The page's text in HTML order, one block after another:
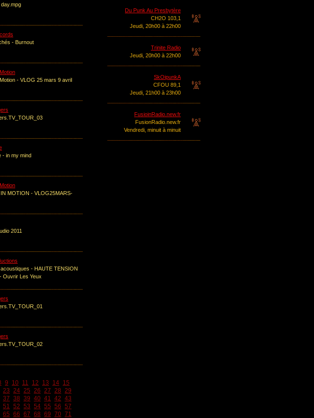
- Burnout
- VLOG 25 mars 9 avril
- in my mind
MOTION - VLOG25MARS-
2011
- HAUTE TENSION
Ouvrir Les Yeux
9 10 11 12 13 14 15
23 24 25 26 27 28 29
37 38 39 40 41 42 43
51 52 53 54 55 56 57
65 66 67 68 69 70 71
Du Punk Au Presbytère
CH2O 103,1
Jeudi, 20h00 à 22h00
Trinite Radio
Jeudi, 20h00 à 22h00
SkOipunkA
CFOU 89,1
Jeudi, 21h00 à 23h00
FusioinRadio.new.fr
FusionRadio.new.fr
Vendredi, minuit à minuit